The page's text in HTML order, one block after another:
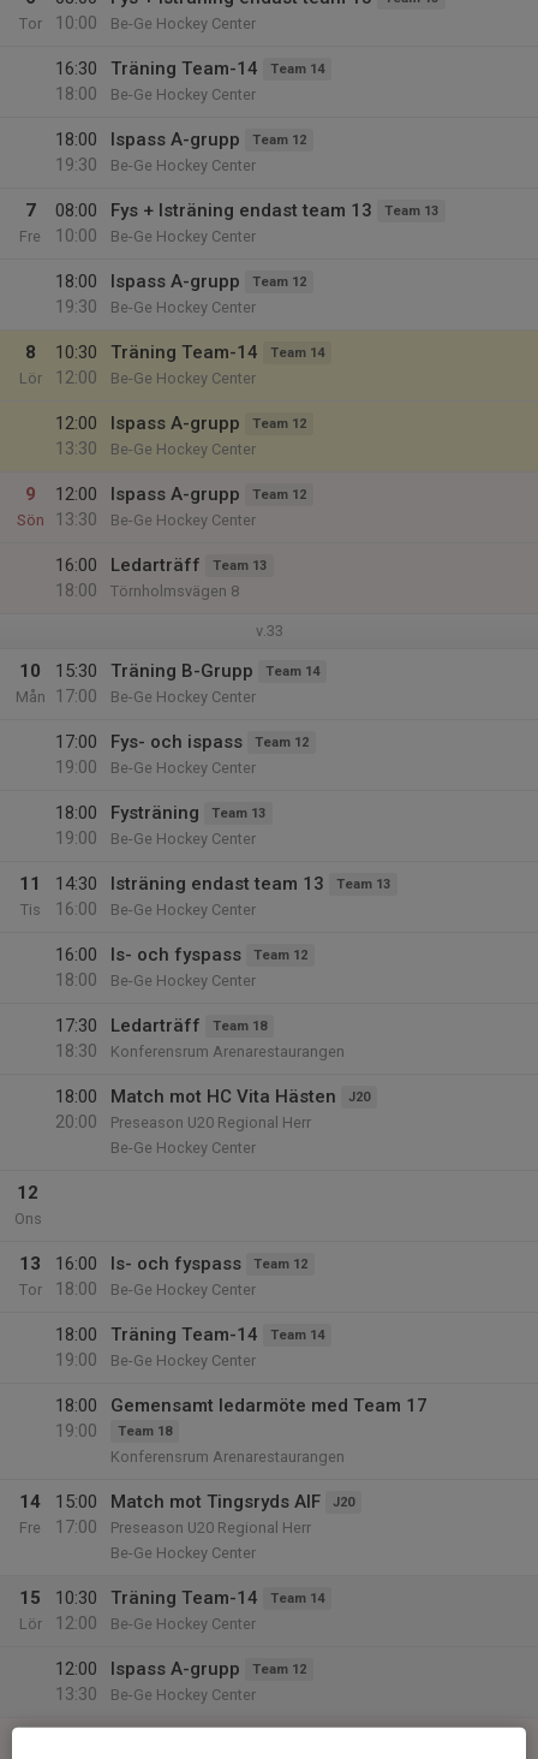
Tor
10:00
Be-Ge Hockey Center
16:30
18:00
Träning Team-14 Team 14
Be-Ge Hockey Center
18:00
19:30
Ispass A-grupp Team 12
Be-Ge Hockey Center
7
Fre
08:00
10:00
Fys + Isträning endast team 13 Team 13
Be-Ge Hockey Center
18:00
19:30
Ispass A-grupp Team 12
Be-Ge Hockey Center
8
Lör
10:30
12:00
Träning Team-14 Team 14
Be-Ge Hockey Center
12:00
13:30
Ispass A-grupp Team 12
Be-Ge Hockey Center
9
Sön
12:00
13:30
Ispass A-grupp Team 12
Be-Ge Hockey Center
16:00
18:00
Ledarträff Team 13
Törnholmsvägen 8
v.33
10
Mån
15:30
17:00
Träning B-Grupp Team 14
Be-Ge Hockey Center
17:00
19:00
Fys- och ispass Team 12
Be-Ge Hockey Center
18:00
19:00
Fysträning Team 13
Be-Ge Hockey Center
11
Tis
14:30
16:00
Isträning endast team 13 Team 13
Be-Ge Hockey Center
16:00
18:00
Is- och fyspass Team 12
Be-Ge Hockey Center
17:30
18:30
Ledarträff Team 18
Konferensrum Arenarestaurangen
18:00
20:00
Match mot HC Vita Hästen J20
Preseason U20 Regional Herr
Be-Ge Hockey Center
12
Ons
13
Tor
16:00
18:00
Is- och fyspass Team 12
Be-Ge Hockey Center
18:00
19:00
Träning Team-14 Team 14
Be-Ge Hockey Center
18:00
19:00
Gemensamt ledarmöte med Team 17
Team 18
Konferensrum Arenarestaurangen
14
Fre
15:00
17:00
Match mot Tingsryds AIF J20
Preseason U20 Regional Herr
Be-Ge Hockey Center
15
Lör
10:30
12:00
Träning Team-14 Team 14
Be-Ge Hockey Center
12:00
13:30
Ispass A-grupp Team 12
Be-Ge Hockey Center